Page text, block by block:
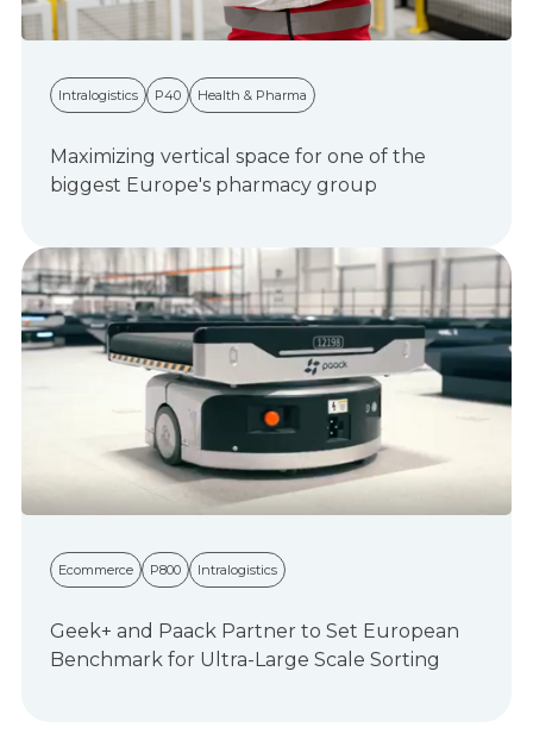
Intralogistics P40 Health & Pharma
Maximizing vertical space for one of the
biggest Europe's pharmacy group
Ecommerce P800 Intralogistics
Geek+ and Paack Partner to Set European
Benchmark for Ultra-Large Scale Sorting